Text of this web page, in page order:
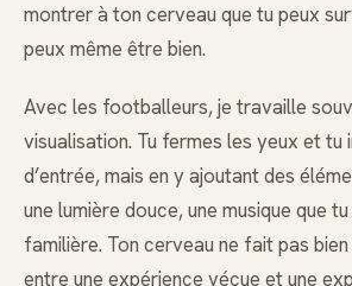
montrer à ton cerveau que tu peux
peux même être bien.
Avec les footballeurs, je travaille
visualisation. Tu fermes les yeux et tu
d’entrée, mais en y ajoutant des
une lumière douce, une musique que
familière. Ton cerveau ne fait pas
entre une expérience vécue et une